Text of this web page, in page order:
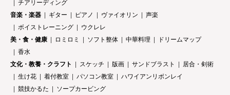
チアリーディング
音楽・楽器
ギター ピアノ ヴァイオリン
声楽
ボイストレーニング
ウクレレ
美・食・健康
ロミロミ ソフト整体 中華料理
ドリームマップ
香水
文化・教養・クラフト
スケッチ 版画 サンドブラスト
居合・剣術
生け花
着付教室 パソコン教室
ハワイアンリボンレイ
競技かるた
ソープカービング